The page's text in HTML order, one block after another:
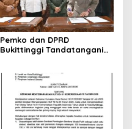
Pemko dan DPRD
Bukittinggi Tandatangani
2026